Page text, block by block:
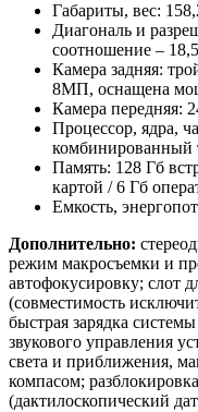
Габариты, вес:
Диагональ и
соотношение ‒
Камера задняя:
8МП, оснащена
Камера передняя:
Процессор, ядра,
комбинированный
Память: 128 Гб
картой / 6 Гб
Емкость,
Дополнительно:
режим макросъемки и
автофокусировку; слот
(совместимость
быстрая зарядка
звукового управления
света и приближения,
компасом;
(дактилоскопический